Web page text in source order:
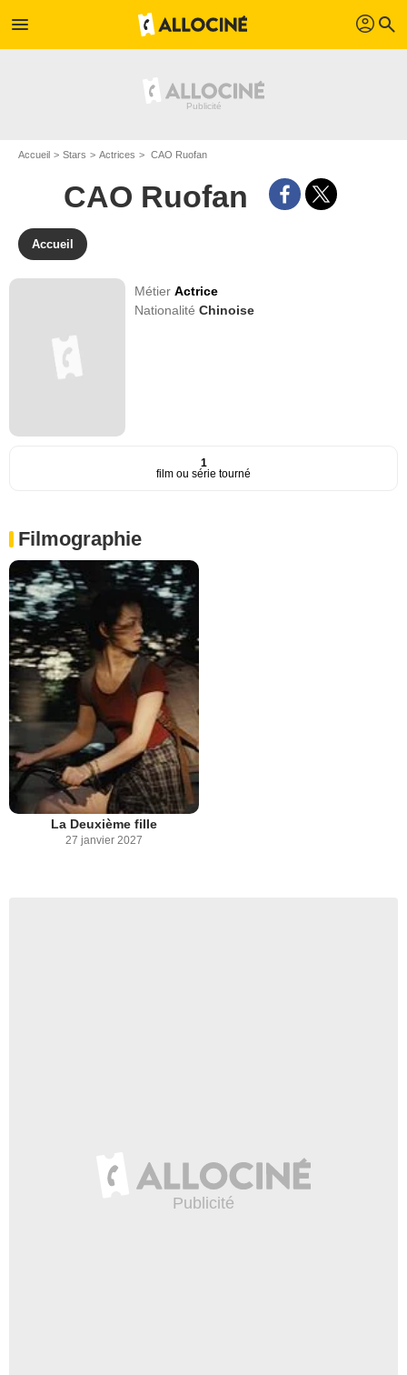
menu profil search
Accueil Stars Actrices CAO Ruofan
CAO Ruofan
Accueil
MétierActrice
NationalitéChinoise
1
film ou série tourné
Filmographie
La Deuxième fille
27 janvier 2027